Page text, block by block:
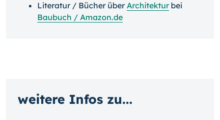
Literatur / Bücher überArchitekturbei
Baubuch / Amazon.de
weitere Infos zu...